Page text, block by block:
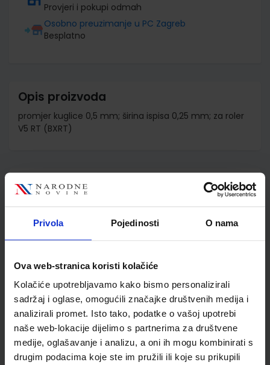
Privola Pojedinosti O nama
Ova web-stranica koristi kolačiće
Kolačiće upotrebljavamo kako bismo personalizirali
sadržaj i oglase, omogućili značajke društvenih medija i
analizirali promet. Isto tako, podatke o vašoj upotrebi
naše web-lokacije dijelimo s partnerima za društvene
medije, oglašavanje i analizu, a oni ih mogu kombinirati s
drugim podacima koje ste im pružili ili koje su prikupili
Provjeri i pokupi odmah
Osobno preuzimanje u PC Zagreb
Besplatno
Opis proizvoda
promjer kuglice 0,5 mm; širina ispisa 0,25 mm; za roler
V5 RT (BXRT)
Detalji proizvoda
Šifra proizvoda
965051
Jedinična mjera
kom